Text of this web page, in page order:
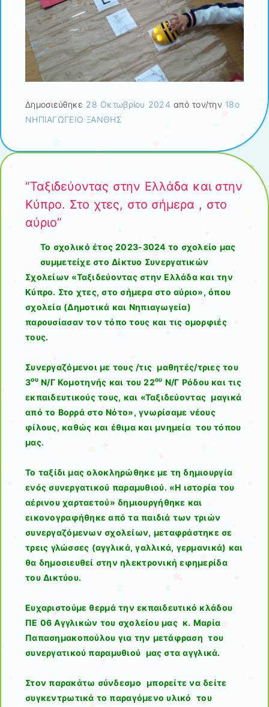
Δημοσιεύθηκε 28 Οκτωβρίου 2024 από τον/την 18ο
ΝΗΠΙΑΓΩΓΕΙΟ ΞΑΝΘΗΣ
“Ταξιδεύοντας στην Ελλάδα και στην
Κύπρο. Στο χτες, στο σήμερα , στο
αύριο”
Το σχολικό έτος 2023-3024 το σχολείο μας
συμμετείχε στο Δίκτυο Συνεργατικών
Σχολείων «Ταξιδεύοντας στην Ελλάδα και την
Κύπρο. Στο χτες, στο σήμερα στο αύριο», όπου
σχολεία (Δημοτικά και Νηπιαγωγεία)
παρουσίασαν τον τόπο τους και τις ομορφιές
τους.
Συνεργαζόμενοι με τους /τις μαθητές/τριες του
3ουΝ/Γ Κομοτηνής και του 22ου Ν/Γ Ρόδου και τις
εκπαιδευτικούς τους, και «Ταξιδεύοντας μαγικά
από το Βορρά στο Νότο», γνωρίσαμε νέους
φίλους, καθώς και έθιμα και μνημεία του τόπου
μας.
Το ταξίδι μας ολοκληρώθηκε με τη δημιουργία
ενός συνεργατικού παραμυθιού. «Η ιστορία του
αέρινου χαρταετού» δημιουργήθηκε και
εικονογραφήθηκε από τα παιδιά των τριών
συνεργαζόμενων σχολείων, μεταφράστηκε σε
τρεις γλώσσες (αγγλικά, γαλλικά, γερμανικά) και
θα δημοσιευθεί στην ηλεκτρονική εφημερίδα
του Δικτύου.
Ευχαριστούμε θερμά την εκπαιδευτικό κλάδου
ΠΕ 06 Αγγλικών του σχολείου μας κ. Μαρία
Παπασημακοπούλου για την μετάφραση του
συνεργατικού παραμυθιού μας στα αγγλικά.
Στον παρακάτω σύνδεσμο μπορείτε να δείτε
συγκεντρωτικά το παραγόμενο υλικό του